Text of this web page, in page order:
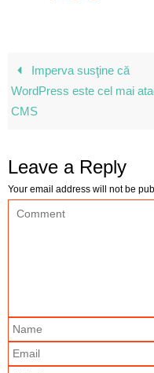
Imperva susţine că
WordPress este cel mai
CMS
Leave a Reply
Your email address will not be